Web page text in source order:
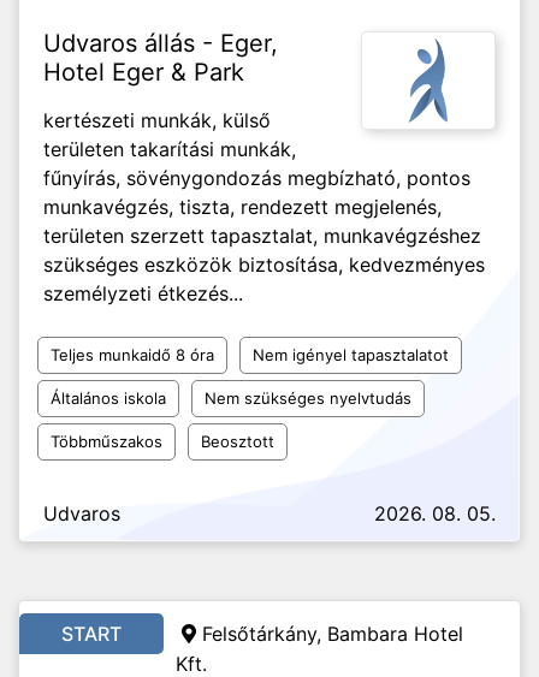
Udvaros állás - Eger,
Hotel Eger & Park
kertészeti munkák, külső
területen takarítási munkák,
fűnyírás, sövénygondozás megbízható, pontos
munkavégzés, tiszta, rendezett megjelenés,
területen szerzett tapasztalat, munkavégzéshez
szükséges eszközök biztosítása, kedvezményes
személyzeti étkezés...
Teljes munkaidő 8 óra Nem igényel tapasztalatot
Általános iskola Nem szükséges nyelvtudás
Többműszakos Beosztott
Udvaros 2026. 08. 05.
START
Felsőtárkány, Bambara Hotel
Kft.